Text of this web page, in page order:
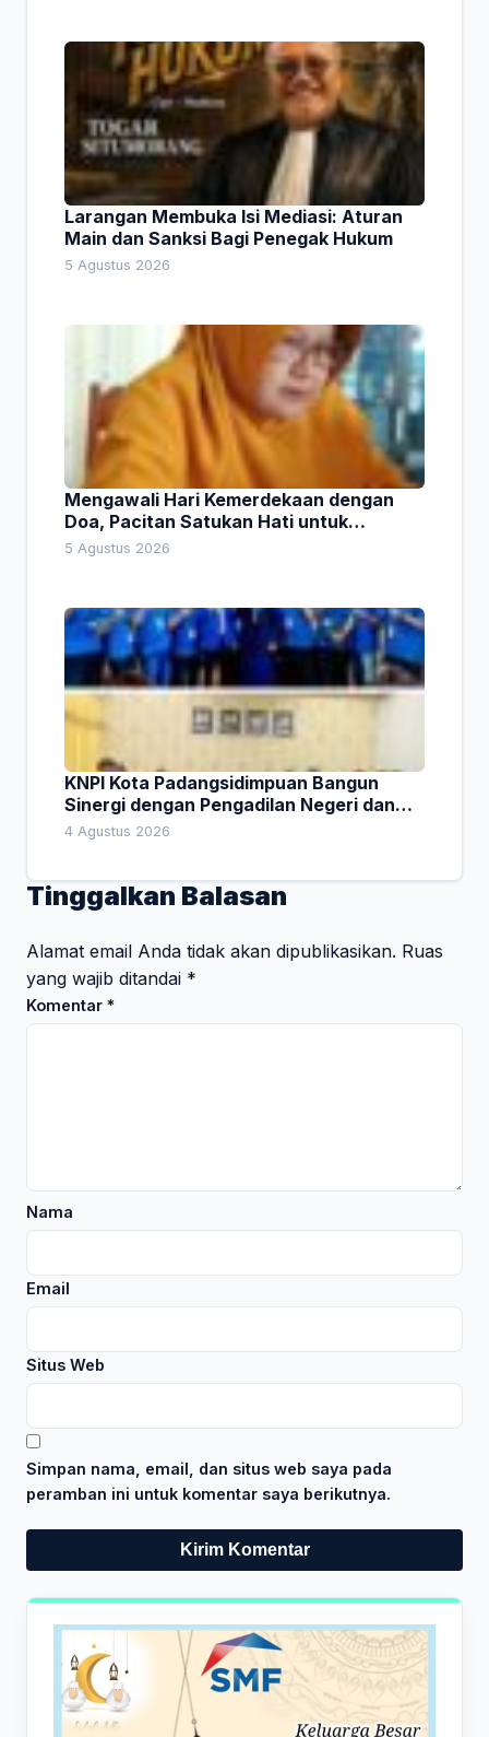
Larangan Membuka Isi Mediasi: Aturan
Main dan Sanksi Bagi Penegak Hukum
5 Agustus 2026
Mengawali Hari Kemerdekaan dengan
Doa, Pacitan Satukan Hati untuk
Indonesia
5 Agustus 2026
KNPI Kota Padangsidimpuan Bangun
Sinergi dengan Pengadilan Negeri dan
DPRD
4 Agustus 2026
Tinggalkan Balasan
Alamat email Anda tidak akan dipublikasikan. Ruas
yang wajib ditandai *
Komentar *
Nama
Email
Situs Web
Simpan nama, email, dan situs web saya pada
peramban ini untuk komentar saya berikutnya.